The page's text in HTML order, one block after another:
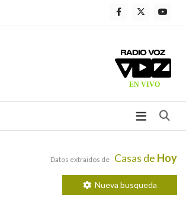
Datos extraidos de Casas de Hoy
Nueva busqueda